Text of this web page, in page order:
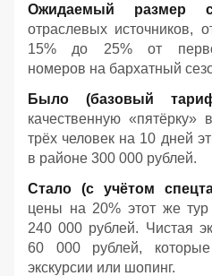
Ожидаемый размер
отраслевых источников,
15% до 25% от
номеров на бархатный
Было (базовый
качественную
трёх человек на 10 дней
в районе 300 000 рублей.
Стало (с учётом
цены на 20% этот же
240 000 рублей. Чистая
60 000 рублей,
экскурсии или шопинг.